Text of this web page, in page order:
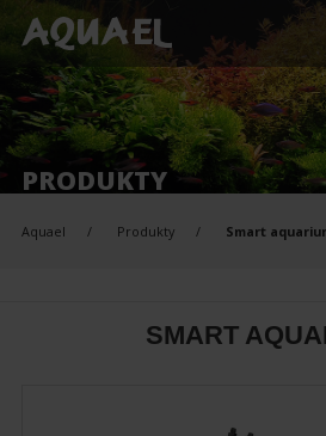
PRODUKTY
Aquael Produkty Smart
SMART